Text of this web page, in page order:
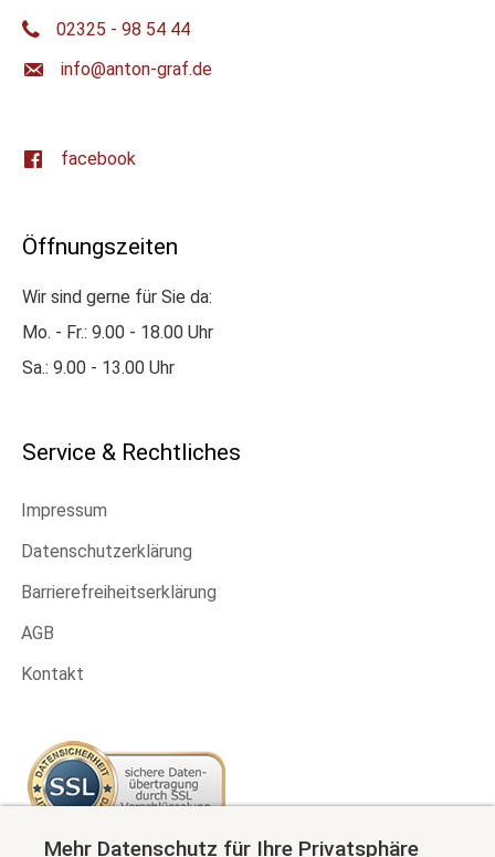
02325 - 98 54 44
ed.farg-notna@ofni
facebook
Öffnungszeiten
Wir sind gerne für Sie da:
Mo. - Fr.: 9.00 - 18.00 Uhr
Sa.: 9.00 - 13.00 Uhr
Service & Rechtliches
Impressum
Datenschutzerklärung
Barrierefreiheitserklärung
AGB
Kontakt
Mehr Datenschutz für Ihre Privatsphäre